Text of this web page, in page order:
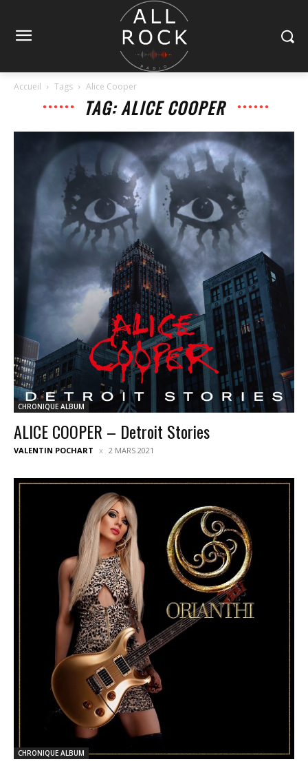
Accueil Tags Alice Cooper
TAG: ALICE COOPER
CHRONIQUE ALBUM
ALICE COOPER – Detroit Stories
VALENTIN POCHART 2 MARS 2021
CHRONIQUE ALBUM